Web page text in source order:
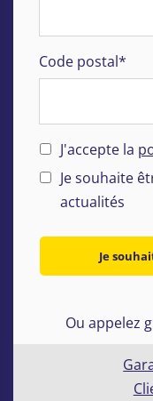
Code postal*
J'accepte la
Je souhaite
actualités
Je
Ou appelez